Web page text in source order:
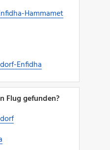
Hammamet
Enfidha
Flug gefunden?